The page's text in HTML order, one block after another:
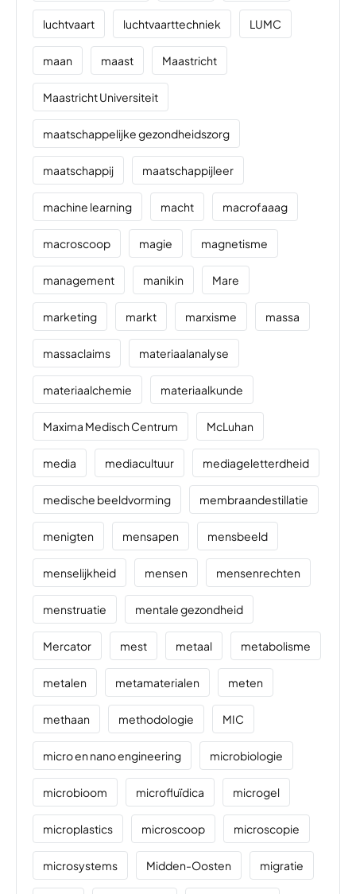
luchtvaart luchtvaarttechniek LUMC
maan maast Maastricht
Maastricht Universiteit
maatschappelijke gezondheidszorg
maatschappij maatschappijleer
machine learning macht macrofaaag
macroscoop magie magnetisme
management manikin Mare
marketing markt marxisme massa
massaclaims materiaalanalyse
materiaalchemie materiaalkunde
Maxima Medisch Centrum McLuhan
media mediacultuur mediageletterdheid
medische beeldvorming membraandestillatie
menigten mensapen mensbeeld
menselijkheid mensen mensenrechten
menstruatie mentale gezondheid
Mercator mest metaal metabolisme
metalen metamaterialen meten
methaan methodologie MIC
micro en nano engineering microbiologie
microbioom microfluïdica microgel
microplastics microscoop microscopie
microsystems Midden-Oosten migratie